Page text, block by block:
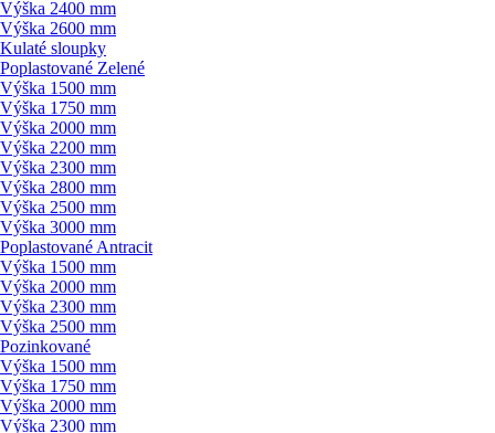
Výška 2400 mm
Výška 2600 mm
Kulaté sloupky
Poplastované Zelené
Výška 1500 mm
Výška 1750 mm
Výška 2000 mm
Výška 2200 mm
Výška 2300 mm
Výška 2800 mm
Výška 2500 mm
Výška 3000 mm
Poplastované Antracit
Výška 1500 mm
Výška 2000 mm
Výška 2300 mm
Výška 2500 mm
Pozinkované
Výška 1500 mm
Výška 1750 mm
Výška 2000 mm
Výška 2300 mm